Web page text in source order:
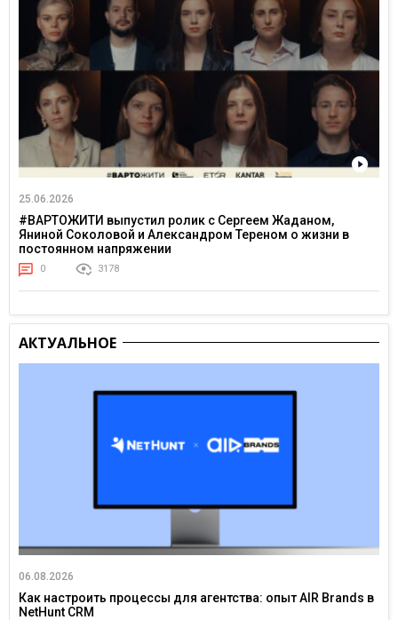
25.06.2026
#ВАРТОЖИТИ выпустил ролик с Сергеем Жаданом,
Яниной Соколовой и Александром Тереном о жизни в
постоянном напряжении
0 3178
АКТУАЛЬНОЕ
06.08.2026
Как настроить процессы для агентства: опыт AIR Brands в
NetHunt CRM